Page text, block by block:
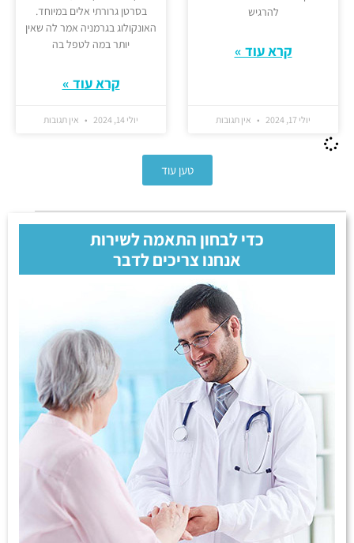
להרגיש
קרא עוד »
יולי 17, 2024 אין תגובות
בסרטן גרורתי אלים במיוחד.
האונקולוג בגרמניה אמר לה שאין
יותר במה לטפל בה
קרא עוד »
יולי 14, 2024 אין תגובות
טען עוד
כדי לבחון התאמה לשירות
אנחנו צריכים לדבר